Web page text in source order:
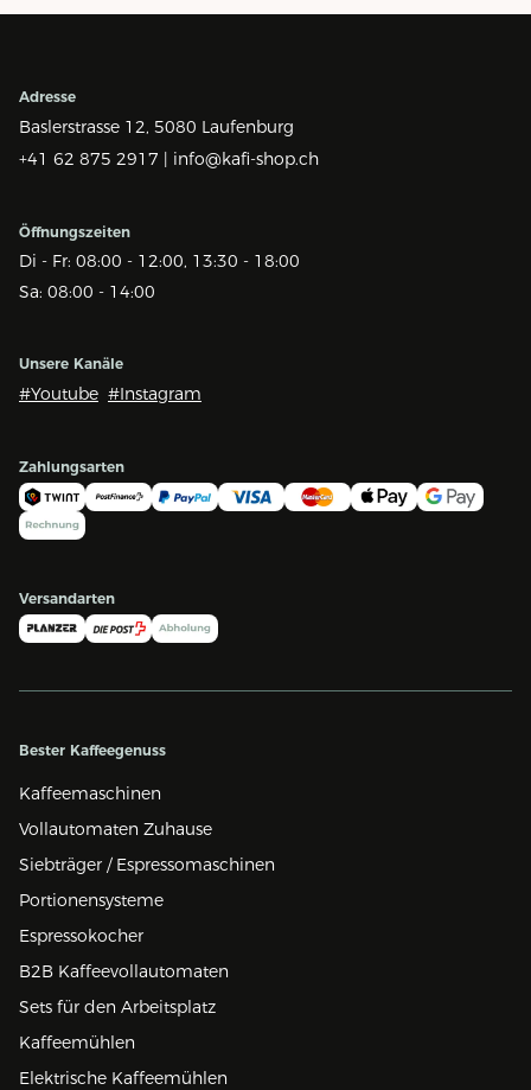
Adresse
Baslerstrasse 12, 5080 Laufenburg
+41 62 875 2917 | info@kafi-shop.ch
Öffnungszeiten
Di - Fr: 08:00 - 12:00, 13:30 - 18:00
Sa: 08:00 - 14:00
Unsere Kanäle
#Youtube #Instagram
Zahlungsarten
Versandarten
Bester Kaffeegenuss
Kaffeemaschinen
Vollautomaten Zuhause
Siebträger / Espressomaschinen
Portionensysteme
Espressokocher
B2B Kaffeevollautomaten
Sets für den Arbeitsplatz
Kaffeemühlen
Elektrische Kaffeemühlen